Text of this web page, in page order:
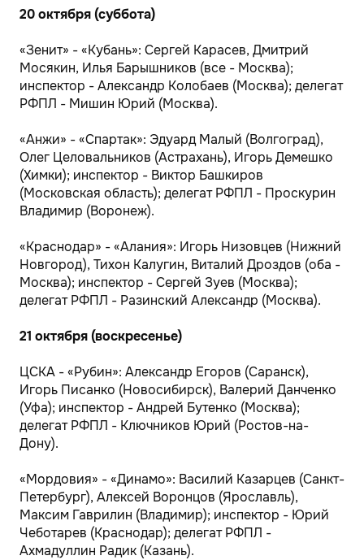
20 октября (суббота)
«Зенит» - «Кубань»: Сергей Карасев, Дмитрий
Мосякин, Илья Барышников (все - Москва);
инспектор - Александр Колобаев (Москва); делегат
РФПЛ - Мишин Юрий (Москва).
«Анжи» - «Спартак»: Эдуард Малый (Волгоград),
Олег Целовальников (Астрахань), Игорь Демешко
(Химки); инспектор - Виктор Башкиров
(Московская область); делегат РФПЛ - Проскурин
Владимир (Воронеж).
«Краснодар» - «Алания»: Игорь Низовцев (Нижний
Новгород), Тихон Калугин, Виталий Дроздов (оба -
Москва); инспектор - Сергей Зуев (Москва);
делегат РФПЛ - Разинский Александр (Москва).
21 октября (воскресенье)
ЦСКА - «Рубин»: Александр Егоров (Саранск),
Игорь Писанко (Новосибирск), Валерий Данченко
(Уфа); инспектор - Андрей Бутенко (Москва);
делегат РФПЛ - Ключников Юрий (Ростов-на-
Дону).
«Мордовия» - «Динамо»: Василий Казарцев (Санкт-
Петербург), Алексей Воронцов (Ярославль),
Максим Гаврилин (Владимир); инспектор - Юрий
Чеботарев (Краснодар); делегат РФПЛ -
Ахмадуллин Радик (Казань).